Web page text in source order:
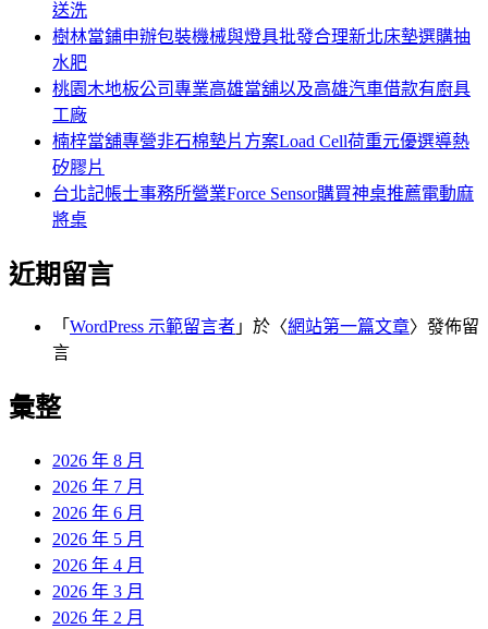
送洗
樹林當鋪申辦包裝機械與燈具批發合理新北床墊選購抽
水肥
桃園木地板公司專業高雄當舖以及高雄汽車借款有廚具
工廠
楠梓當舖專營非石棉墊片方案Load Cell荷重元優選導熱
矽膠片
台北記帳士事務所營業Force Sensor購買神桌推薦電動麻
將桌
近期留言
「 WordPress 示範留言者 」於〈網站第一篇文章〉發佈留
言
彙整
2026 年 8 月
2026 年 7 月
2026 年 6 月
2026 年 5 月
2026 年 4 月
2026 年 3 月
2026 年 2 月